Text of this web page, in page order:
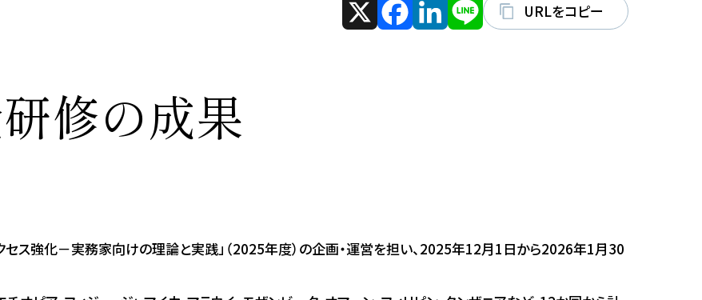
採用情報
お問い合わせ
X FacebookLinkedIn
Line URLをコピー
修の成果
ス強化－実務家向けの理論と実践」（2025年度）の企画・運営を担い、2025年12月1日から2026年1月30